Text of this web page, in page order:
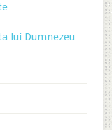
lui Dumnezeu